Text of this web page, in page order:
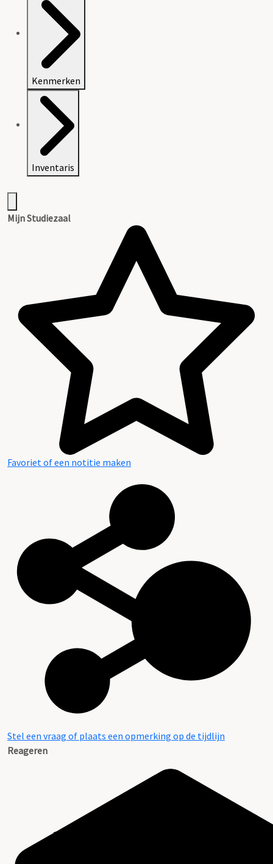
Kenmerken
Inventaris
Mijn Studiezaal
Favoriet of een notitie maken
Stel een vraag of plaats een opmerking op de tijdlijn
Reageren